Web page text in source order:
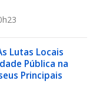
Lutas Locais
Pública na
Principais